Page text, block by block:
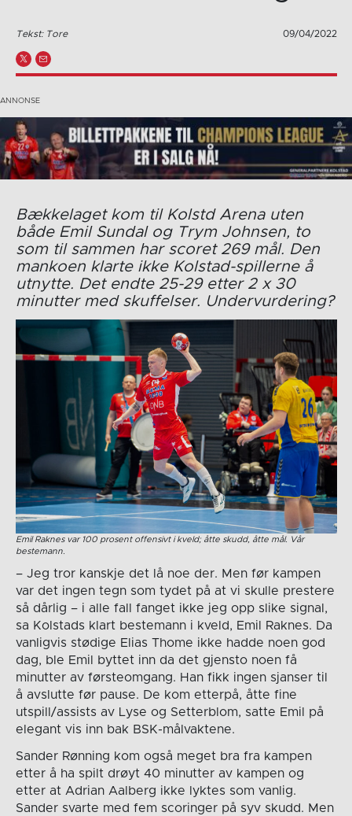
Tekst: Tore 09/04/2022
Bækkelaget kom til Kolstd Arena uten
både Emil Sundal og Trym Johnsen, to
som til sammen har scoret 269 mål. Den
mankoen klarte ikke Kolstad-spillerne å
utnytte. Det endte 25-29 etter 2 x 30
minutter med skuffelser. Undervurdering?
Emil Raknes var 100 prosent offensivt i kveld; åtte skudd, åtte mål. Vår
bestemann.
– Jeg tror kanskje det lå noe der. Men før kampen
var det ingen tegn som tydet på at vi skulle prestere
så dårlig – i alle fall fanget ikke jeg opp slike signal,
sa Kolstads klart bestemann i kveld, Emil Raknes. Da
vanligvis stødige Elias Thome ikke hadde noen god
dag, ble Emil byttet inn da det gjensto noen få
minutter av førsteomgang. Han fikk ingen sjanser til
å avslutte før pause. De kom etterpå, åtte fine
utspill/assists av Lyse og Setterblom, satte Emil på
elegant vis inn bak BSK-målvaktene.
Sander Rønning kom også meget bra fra kampen
etter å ha spilt drøyt 40 minutter av kampen og
etter at Adrian Aalberg ikke lyktes som vanlig.
Sander svarte med fem scoringer på syv skudd. Men